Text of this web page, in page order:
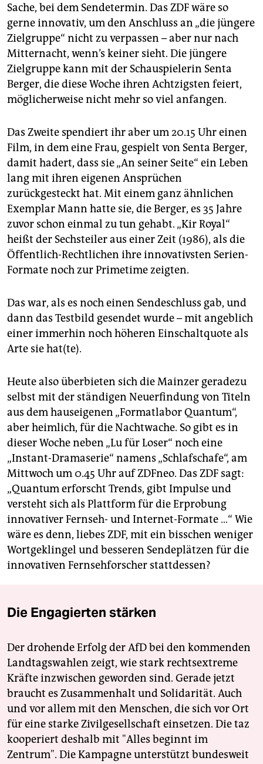
Sache, bei dem Sendetermin. Das ZDF wäre so
gerne innovativ, um den Anschluss an „die jüngere
Zielgruppe“ nicht zu verpassen – aber nur nach
Mitternacht, wenn’s keiner sieht. Die jüngere
Zielgruppe kann mit der Schauspielerin Senta
Berger, die diese Woche ihren Achtzigsten feiert,
möglicherweise nicht mehr so viel anfangen.
Das Zweite spendiert ihr aber um 20.15 Uhr einen
Film, in dem eine Frau, gespielt von Senta Berger,
damit hadert, dass sie „An seiner Seite“ ein Leben
lang mit ihren eigenen Ansprüchen
zurückgesteckt hat. Mit einem ganz ähnlichen
Exemplar Mann hatte sie, die Berger, es 35 Jahre
zuvor schon einmal zu tun gehabt. „Kir Royal“
heißt der Sechsteiler aus einer Zeit (1986), als die
Öffentlich-Rechtlichen ihre innovativsten Serien-
Formate noch zur Primetime zeigten.
Das war, als es noch einen Sendeschluss gab, und
dann das Testbild gesendet wurde – mit angeblich
einer immerhin noch höheren Einschaltquote als
Arte sie hat(te).
Heute also überbieten sich die Mainzer geradezu
selbst mit der ständigen Neuerfindung von Titeln
aus dem hauseigenen „Formatlabor Quantum“,
aber heimlich, für die Nachtwache. So gibt es in
dieser Woche neben „Lu für Loser“ noch eine
„Instant-Dramaserie“ namens „Schlafschafe“, am
Mittwoch um 0.45 Uhr auf ZDFneo. Das ZDF sagt:
„Quantum erforscht Trends, gibt Impulse und
versteht sich als Plattform für die Erprobung
innovativer Fernseh- und Internet-Formate …“ Wie
wäre es denn, liebes ZDF, mit ein bisschen weniger
Wortgeklingel und besseren Sendeplätzen für die
innovativen Fernsehforscher stattdessen?
Die Engagierten stärken
Der drohende Erfolg der AfD bei den kommenden
Landtagswahlen zeigt, wie stark rechtsextreme
Kräfte inzwischen geworden sind. Gerade jetzt
braucht es Zusammenhalt und Solidarität. Auch
und vor allem mit den Menschen, die sich vor Ort
für eine starke Zivilgesellschaft einsetzen. Die taz
kooperiert deshalb mit "Alles beginnt im
Zentrum". Die Kampagne unterstützt bundesweit